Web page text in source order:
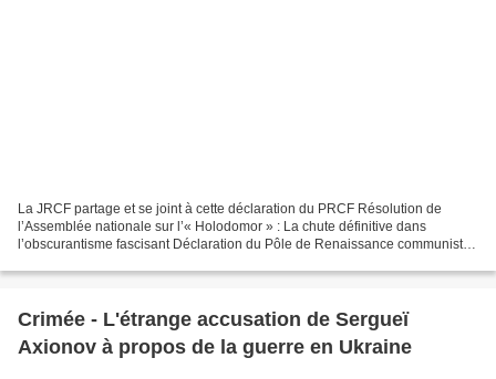
La JRCF partage et se joint à cette déclaration du PRCF Résolution de
l’Assemblée nationale sur l’« Holodomor » : La chute définitive dans
l’obscurantisme fascisant Déclaration du Pôle de Renaissance communiste
Crimée - L'étrange accusation de Sergueï
Axionov à propos de la guerre en Ukraine